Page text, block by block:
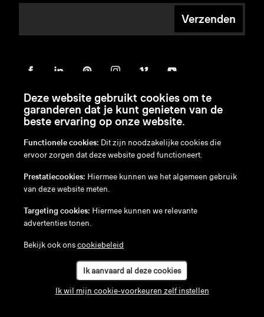
Verzenden
en/nl/fr/de
Disclaimer
Cookiebeleid
Deze website gebruikt cookies om te
garanderen dat je kunt genieten van de
beste ervaring op onze website.
Functionele cookies: Dit zijn noodzakelijke cookies die
ervoor zorgen dat deze website goed functioneert.
Prestatiecookies: Hiermee kunnen we het algemeen gebruik
van deze website meten.
Targeting cookies: Hiermee kunnen we relevante
advertenties tonen.
Bekijk ook onscookiebeleid
Ik aanvaard al deze cookies
Ik wil mijn cookie-voorkeuren zelf instellen